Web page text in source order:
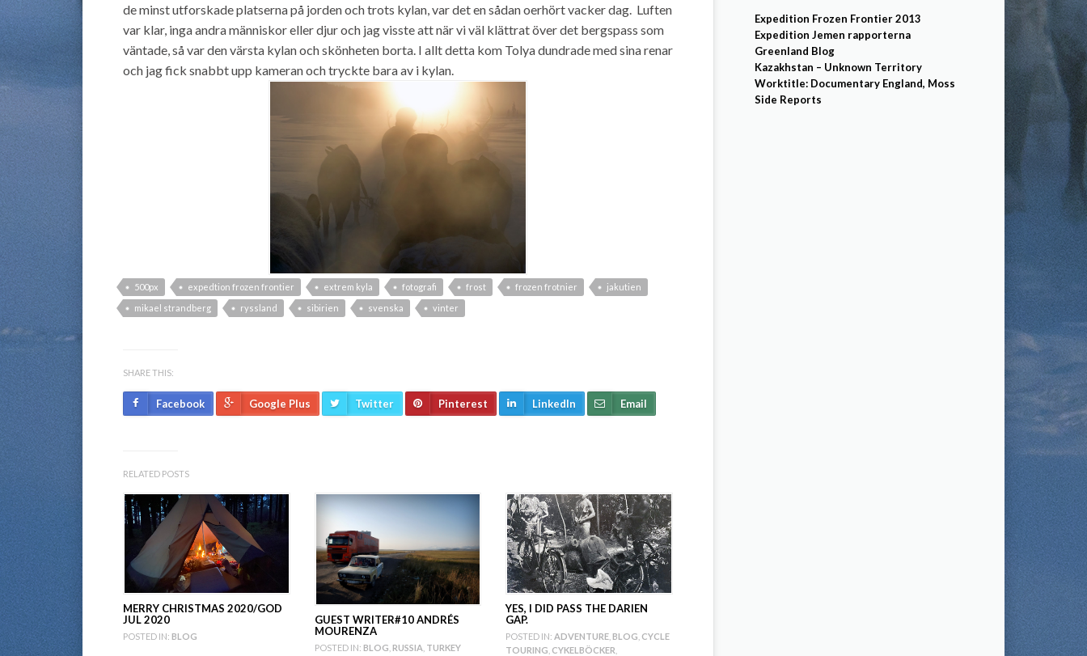
de minst utforskade platserna på jorden och trots kylan, var det en sådan oerhört vacker dag. Luften
var klar, inga andra människor eller djur och jag visste att när vi väl klättrat över det bergspass som
väntade, så var den värsta kylan och skönheten borta. I allt detta kom Tolya dundrade med sina renar
och jag fick snabbt upp kameran och tryckte bara av i kylan.
500px expedtion frozen frontier extrem kyla fotografi frost frozen frotnier
jakutien
mikael strandberg
ryssland sibirien svenska vinter
SHARE THIS:
Facebook Google Plus Twitter Pinterest LinkedIn Email
RELATED POSTS
MERRY CHRISTMAS 2020/GOD
JUL 2020
POSTED IN: BLOG
GUEST WRITER#10 ANDRÉS
MOURENZA
POSTED IN: BLOG RUSSIA TURKEY
YES, I DID PASS THE DARIEN
GAP.
POSTED IN: ADVENTURE BLOG CYCLE
TOURING CYKELBÖCKER
Expedition Frozen Frontier 2013
Expedition Jemen rapporterna
Greenland Blog
Kazakhstan – Unknown Territory
Worktitle: Documentary England, Moss
Side Reports